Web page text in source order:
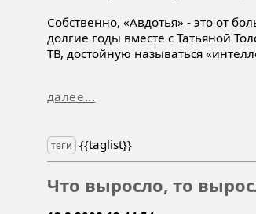
Собственно, «Авдотья» - это от
долгие годы вместе с Татьяной
ТВ, достойную называться
далее...
теги {{taglist}}
Что выросло, то